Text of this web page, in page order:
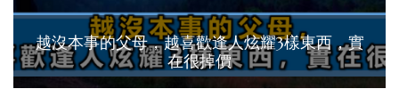
越沒本事的父母，越喜歡逢人炫耀3樣東西，實
在很掉價